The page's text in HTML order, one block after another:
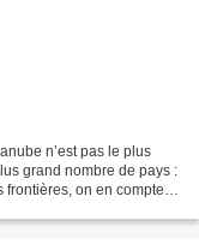
n’est pas le plus
grand nombre de pays :
on en comptera